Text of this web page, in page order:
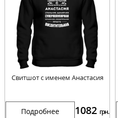
Свитшот с именем Анастасия
Подробнее 1082 грн.